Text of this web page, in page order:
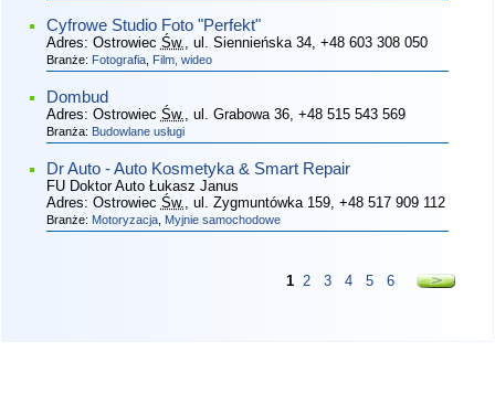
Cyfrowe Studio Foto "Perfekt"
Adres: Ostrowiec Św. , ul. Siennieńska 34, +48 603 308 050
Branże: Fotografia, Film, wideo
Dombud
Adres: Ostrowiec Św. , ul. Grabowa 36, +48 515 543 569
Branża: Budowlane usługi
Dr Auto - Auto Kosmetyka & Smart Repair
FU Doktor Auto Łukasz Janus
Adres: Ostrowiec Św. , ul. Zygmuntówka 159, +48 517 909 112
Branże: Motoryzacja, Myjnie samochodowe
1 2 3 4 5 6